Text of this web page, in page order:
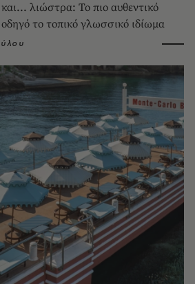
λιώστρα: Το πιο αυθεντικό
το τοπικό γλωσσικό ιδίωμα